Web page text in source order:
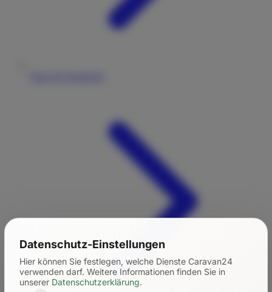
Datenschutz-Einstellungen
Hier können Sie festlegen, welche Dienste Caravan24
verwenden darf. Weitere Informationen finden Sie in
unserer Datenschutzerklärung.